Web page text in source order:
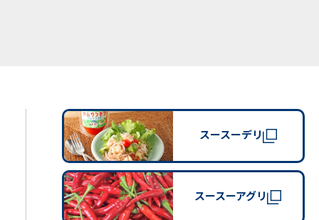
スースーデリ
スースーアグリ